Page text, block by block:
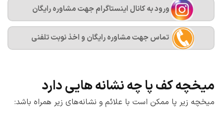
ورود به کانال اینستاگرام جهت مشاوره رایگان
تماس جهت مشاوره رايگان و اخذ نوبت تلفنی
میخچه کف پا چه نشانه هایی دارد
میخچه زیر پا ممکن است با علائم و نشانه‌های زیر همراه باشد: